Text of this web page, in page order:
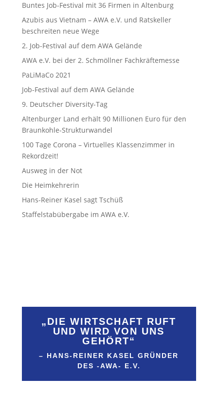
Buntes Job-Festival mit 36 Firmen in Altenburg
Azubis aus Vietnam – AWA e.V. und Ratskeller
beschreiten neue Wege
2. Job-Festival auf dem AWA Gelände
AWA e.V. bei der 2. Schmöllner Fachkräftemesse
PaLiMaCo 2021
Job-Festival auf dem AWA Gelände
9. Deutscher Diversity-Tag
Altenburger Land erhält 90 Millionen Euro für den
Braunkohle-Strukturwandel
100 Tage Corona – Virtuelles Klassenzimmer in
Rekordzeit!
Ausweg in der Not
Die Heimkehrerin
Hans-Reiner Kasel sagt Tschüß
Staffelstabübergabe im AWA e.V.
​„DIE WIRTSCHAFT RUFT
UND WIRD VON UNS
GEHÖRT“
– HANS-REINER KASEL GRÜNDER
DES -AWA- E.V.